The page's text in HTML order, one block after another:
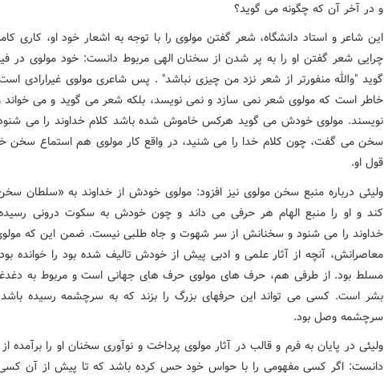
و در آخر آن که چگونه می گوید؟
این شاعر و استاد دانشگاه، شعر گفتن مولوی را با توجه به اشعار خود او، کاری
چرایی شعر گفتن او را به پر شدن از سخنان الهی مربوط دانست: خود مولوی در
گوید "والله منفورتر از شعر نزد من چیزی نباشد" . پس شاعری مولوی غیرارادی
خاطر است که مولوی شعر نمی سازد و نمی نویسد، بلکه شعر می گوید و می خواند
نویسند. مولوی خودش می گوید هرکس خاموش شده باشد کلام خداوند را می
سخن می گفت، چون کلام خدا را می شنید، در واقع کار مولوی هم استماع سخن
قول او.
ولیئی درباره منبع سخن مولوی نیز افزود: مولوی خودش از خداوند به «سلطان
کند و او را منبع الهام هر حرفی می داند و چون خودش به سکوت درونی
خداوند را می شنود و سخنانش از سر شهوت و جاه طلبی نیست. ضمن این که
معاصرانش، آنچه از آثار علمی و ادبی پیش از خودش تالیف شده بود را خوانده
مسلط بود. از طرفی هم، حرف های مولوی حرف های جهانی است و مربوط به
بشر است. کسی می تواند این حرفهای بزرگ را بزند که به سرچشمه رسیده
سرچشمه وصل بود.
ولیئی در پایان به فرم و قالب در آثار مولوی پرداخت و نوآوری سخنان او را برآمده
دانست: اگر کسی مفهومی را با حواس خود حس کرده باشد که تا پیش از آن